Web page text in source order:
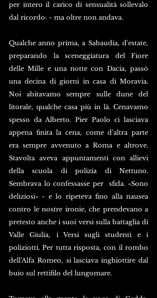
per intero il carico di sensualità sollevalo
dal ricordo: - ma oltre non andava.
Qualche anno prima, a Sabaudia, d'estate,
preparando la sceneggiatura del Fiore
delle Mille e una notte con Dacia, passò
una decina di giorni in casa di Moravia.
Noi abitavamo sempre sulle dune del
litorale, qualche casa più in là. Cenavamo
spesso da Alberto. Pier Paolo ci lasciava
appena finita la cena, come d'altra parte
era sempre avvenuto a Roma e altrove.
Stavolta aveva appuntamenti con allievi
della scuola di polizia di Nettuno.
Sembrava lo confessasse per  sfida. «Sono
deliziosi» - e lo ripeteva fino alla nausea
contro le nostre ironie, che prendevano a
pretesto anche i suoi versi sulla battaglia di
Valle Giulia, i Versi sugli studenti e i
poliziotti. Per tutta risposta, con il rombo
dell'Alfa Romeo, si lasciava inghiottire dal
buio sul rettifilo del lungomare.